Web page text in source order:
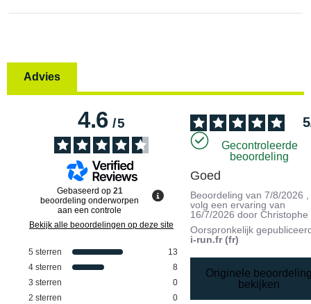
Advies
4.6/5
Gebaseerd op 21
beoordeling onderworpen
aan een controle
Bekijk alle beoordelingen op deze site
5 sterren
13
4 sterren
8
3 sterren
0
2 sterren
0
5
Gecontroleerde
beoordeling
Goed
Beoordeling van7/8/2026
volg een ervaring van
16/7/2026 doorChristophe
Oorspronkelijk
i-run.fr (fr)
Originele
bekijken